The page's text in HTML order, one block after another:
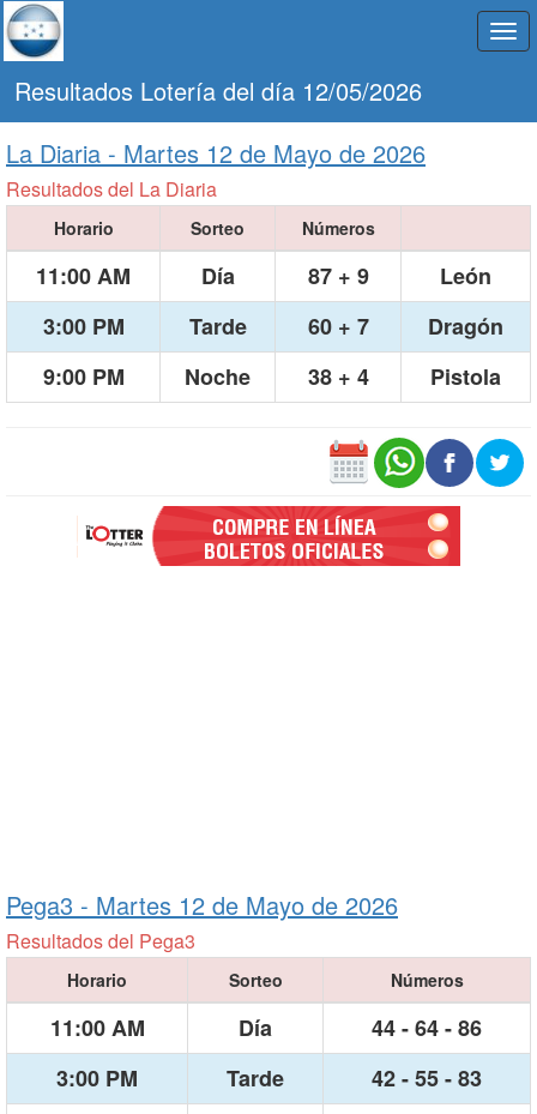
Resultados Lotería del día 12/05/2026
La Diaria - Martes 12 de Mayo de 2026
Resultados del La Diaria
Horario Sorteo Números
11:00 AM Día 87 + 9
León
3:00 PM
Tarde 60 + 7
Dragón
9:00 PM
Noche 38 + 4 Pistola
Pega3 - Martes 12 de Mayo de 2026
Resultados del Pega3
Horario Sorteo Números
11:00 AM Día
44 - 64 - 86
3:00 PM
Tarde
42 - 55 - 83